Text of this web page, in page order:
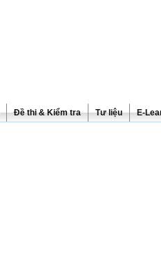
Đề thi & Kiểm tra Tư liệu E-